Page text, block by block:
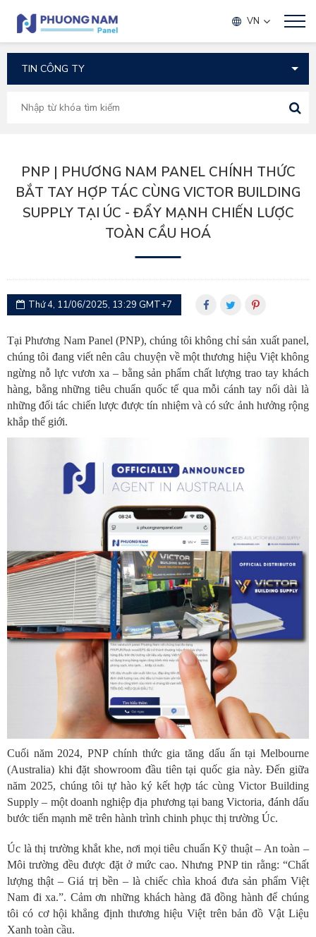
VN
TIN TỨC
PNP | PHƯƠNG NAM PANEL CHÍNH THỨC
BẮT TAY HỢP TÁC CÙNG VICTOR BUILDING
SUPPLY TẠI ÚC - ĐẨY MẠNH CHIẾN LƯỢC
TOÀN CẦU HOÁ
Thứ 4, 11/06/2025, 13:29 GMT+7
Tại Phương Nam Panel (PNP), chúng tôi không chỉ sản xuất panel,
chúng tôi đang viết nên câu chuyện về một thương hiệu Việt không
ngừng nỗ lực vươn xa – bằng sản phẩm chất lượng trao tay khách
hàng, bằng những tiêu chuẩn quốc tế qua mỗi cánh tay nối dài là
những đối tác chiến lược được tín nhiệm và có sức ảnh hưởng rộng
khắp thế giới.
Cuối năm 2024, PNP chính thức gia tăng dấu ấn tại Melbourne
(Australia) khi đặt showroom đầu tiên tại quốc gia này.Đến giữa
năm 2025, chúng tôi tự hào ký kết hợp tác cùng Victor Building
Supply – một doanh nghiệp địa phương tại bang Victoria, đánh dấu
bước tiến mạnh mẽ trên hành trình chinh phục thị trường Úc.
Úc là thị trường khắt khe, nơi mọi tiêu chuẩn Kỹ thuật – An toàn –
Môi trường đều được đặt ở mức cao. Nhưng PNP tin rằng: “Chất
lượng thật – Giá trị bền – là chiếc chìa khoá đưa sản phẩm Việt
Nam đi xa.”. Cảm ơn những khách hàng đã đồng hành để chúng
tôi có cơ hội khẳng định thương hiệu Việt trên bản đồ Vật Liệu
Xanh toàn cầu.